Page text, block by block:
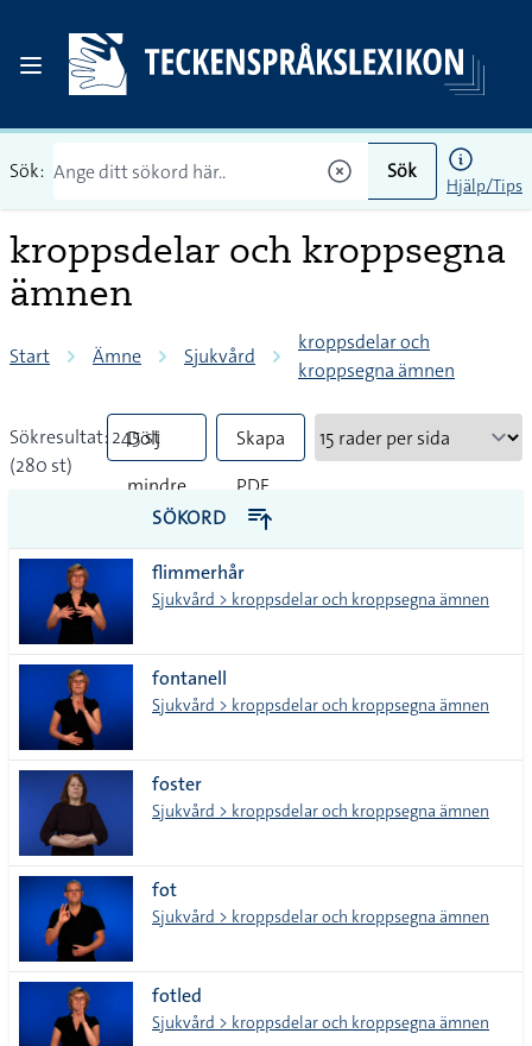
Sök: Sök
Hjälp/Tips
kroppsdelar och kroppsegna
ämnen
Start Ämne Sjukvård
kroppsdelar och
kroppsegna ämnen
Sökresultat: 245 st
(280 st)
Dölj
mindre
tecken
Skapa
PDF
SÖKORD
flimmerhår
Sjukvård > kroppsdelar och kroppsegna ämnen
fontanell
Sjukvård > kroppsdelar och kroppsegna ämnen
foster
Sjukvård > kroppsdelar och kroppsegna ämnen
fot
Sjukvård > kroppsdelar och kroppsegna ämnen
fotled
Sjukvård > kroppsdelar och kroppsegna ämnen